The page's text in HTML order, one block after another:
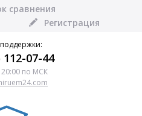
сравнения
Регистрация
112-07-44
по МСК